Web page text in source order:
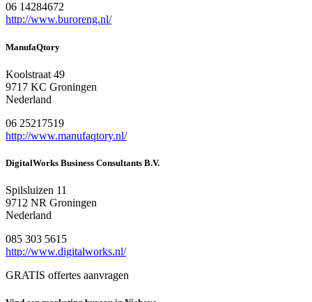
06 14284672
http://www.buroreng.nl/
ManufaQtory
Koolstraat 49
9717 KC Groningen
Nederland
06 25217519
http://www.manufaqtory.nl/
DigitalWorks Business Consultants B.V.
Spilsluizen 11
9712 NR Groningen
Nederland
085 303 5615
http://www.digitalworks.nl/
GRATIS offertes aanvragen